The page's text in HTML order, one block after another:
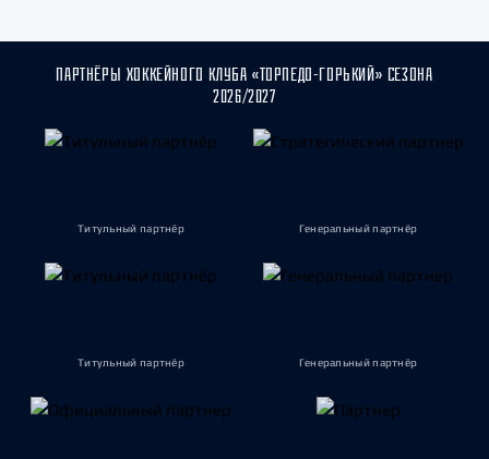
ПАРТНЁРЫ ХОККЕЙНОГО КЛУБА «ТОРПЕДО-ГОРЬКИЙ» СЕЗОНА
2026/2027
Титульный партнёр Генеральный партнёр
Титульный партнёр Генеральный партнёр